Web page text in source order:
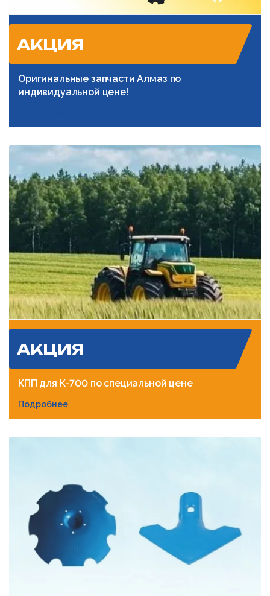
АКЦИЯ
Оригинальные запчасти Алмаз по
индивидуальной цене!
АКЦИЯ
КПП для К-700 по специальной цене
Подробнее